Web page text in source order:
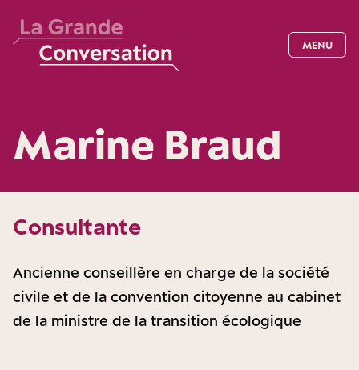
MENU
Marine Braud
Consultante
Ancienne conseillère en charge de la société
civile et de la convention citoyenne au cabinet
de la ministre de la transition écologique